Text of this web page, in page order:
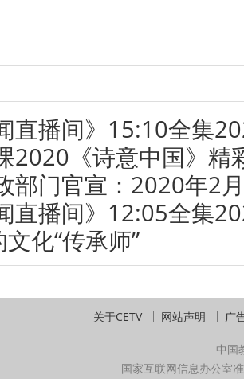
直播间》15:10全集
2020《诗意中国》精
部门官宣：2020年2
直播间》12:05全集
文化“传承师”
关于CETV 网站声明 广
中国
国家互联网信息办公室